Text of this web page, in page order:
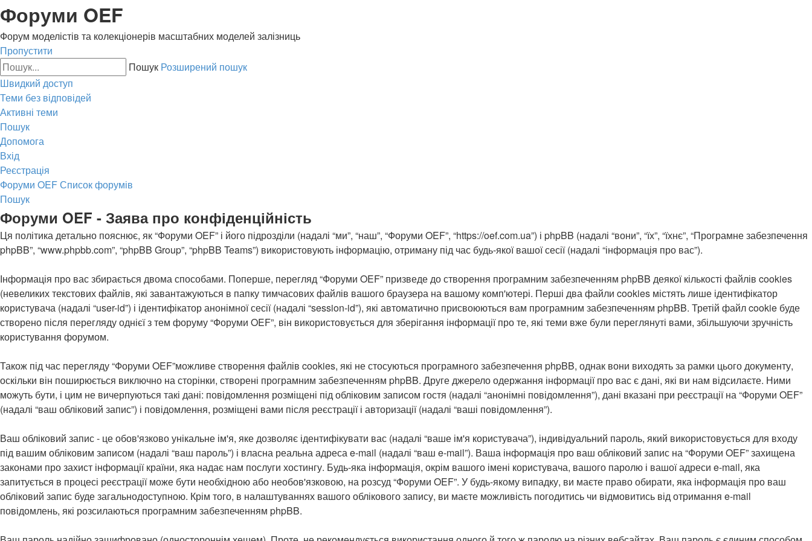
Форуми OEF
Форум моделістів та колекціонерів масштабних моделей залізниць
Пропустити
Пошук Розширений пошук
Швидкий доступ
Теми без відповідей
Активні теми
Пошук
Допомога
Вхід
Реєстрація
Форуми OEFСписок форумів
Пошук
Форуми OEF - Заява про конфіденційність
Ця політика детально пояснює, як “Форуми OEF” і його підрозділи (надалі “ми”, “наш”, “Форуми OEF”, “https://oef.com.ua”) і phpBB (надалі “вони”, “їх”, “їхнє”, “Програмне забезпечення
phpBB”, “www.phpbb.com”, “phpBB Group”, “phpBB Teams”) використовують інформацію, отриману під час будь-якої вашої сесії (надалі “інформація про вас”).
Інформація про вас збирається двома способами. Поперше, перегляд “Форуми OEF” призведе до створення програмним забезпеченням phpBB деякої кількості файлів cookies
(невеликих текстових файлів, які завантажуються в папку тимчасових файлів вашого браузера на вашому комп'ютері. Перші два файли cookies містять лише ідентифікатор
користувача (надалі “user-id”) і ідентифікатор анонімної сесії (надалі “session-id”), які автоматично присвоюються вам програмним забезпеченням phpBB. Третій файл cookie буде
створено після перегляду однієї з тем форуму “Форуми OEF”, він використовується для зберігання інформації про те, які теми вже були переглянуті вами, збільшуючи зручність
користування форумом.
Також під час перегляду “Форуми OEF”можливе створення файлів cookies, які не стосуються програмного забезпечення phpBB, однак вони виходять за рамки цього документу,
оскільки він поширюється виключно на сторінки, створені програмним забезпеченням phpBB. Друге джерело одержання інформації про вас є дані, які ви нам відсилаєте. Ними
можуть бути, і цим не вичерпуються такі дані: повідомлення розміщені під обліковим записом гостя (надалі “анонімні повідомлення”), дані вказані при реєстрації на “Форуми OEF”
(надалі “ваш обліковий запис”) і повідомлення, розміщені вами після реєстрації і авторизації (надалі “ваші повідомлення”).
Ваш обліковий запис - це обов'язково унікальне ім'я, яке дозволяє ідентифікувати вас (надалі “ваше ім'я користувача”), індивідуальний пароль, який використовується для входу
під вашим обліковим записом (надалі “ваш пароль”) і власна реальна адреса e-mail (надалі “ваш e-mail”). Ваша інформація про ваш обліковий запис на “Форуми OEF” захищена
законами про захист інформації країни, яка надає нам послуги хостингу. Будь-яка інформація, окрім вашого імені користувача, вашого паролю і вашої адреси e-mail, яка
запитується в процесі реєстрації може бути необхідною або необов'язковою, на розсуд “Форуми OEF”. У будь-якому випадку, ви маєте право обирати, яка інформація про ваш
обліковий запис буде загальнодоступною. Крім того, в налаштуваннях вашого облікового запису, ви маєте можливість погодитись чи відмовитись від отримання e-mail
повідомлень, які розсилаються програмним забезпеченням phpBB.